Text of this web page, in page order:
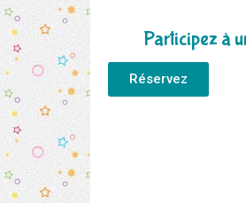
Participez à
Réservez